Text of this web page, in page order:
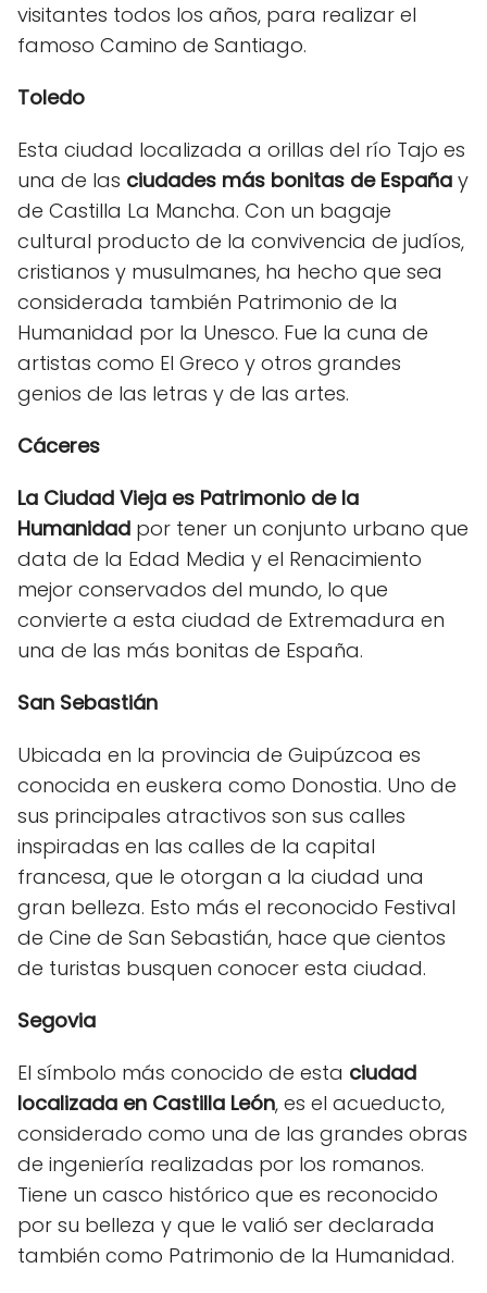
visitantes todos los años, para realizar el
famoso Camino de Santiago.
Toledo
Esta ciudad localizada a orillas del río Tajo es
una de las ciudades más bonitas de España y
de Castilla La Mancha. Con un bagaje
cultural producto de la convivencia de judíos,
cristianos y musulmanes, ha hecho que sea
considerada también Patrimonio de la
Humanidad por la Unesco. Fue la cuna de
artistas como El Greco y otros grandes
genios de las letras y de las artes.
Cáceres
La Ciudad Vieja es Patrimonio de la
Humanidad por tener un conjunto urbano que
data de la Edad Media y el Renacimiento
mejor conservados del mundo, lo que
convierte a esta ciudad de Extremadura en
una de las más bonitas de España.
San Sebastián
Ubicada en la provincia de Guipúzcoa es
conocida en euskera como Donostia. Uno de
sus principales atractivos son sus calles
inspiradas en las calles de la capital
francesa, que le otorgan a la ciudad una
gran belleza. Esto más el reconocido Festival
de Cine de San Sebastián, hace que cientos
de turistas busquen conocer esta ciudad.
Segovia
El símbolo más conocido de esta ciudad
localizada en Castilla León, es el acueducto,
considerado como una de las grandes obras
de ingeniería realizadas por los romanos.
Tiene un casco histórico que es reconocido
por su belleza y que le valió ser declarada
también como Patrimonio de la Humanidad.